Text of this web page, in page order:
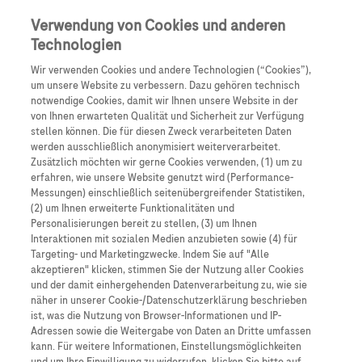
Anmelden
Neuroscience
SMA
Spinale Muskelatrophie
Verwendung von Cookies und anderen
Technologien
Wir verwenden Cookies und andere Technologien (“Cookies”),
um unsere Website zu verbessern. Dazu gehören technisch
notwendige Cookies, damit wir Ihnen unsere Website in der
von Ihnen erwarteten Qualität und Sicherheit zur Verfügung
stellen können. Die für diesen Zweck verarbeiteten Daten
werden ausschließlich anonymisiert weiterverarbeitet.
Zusätzlich möchten wir gerne Cookies verwenden, (1) um zu
erfahren, wie unsere Website genutzt wird (Performance-
Messungen) einschließlich seitenübergreifender Statistiken,
(2) um Ihnen erweiterte Funktionalitäten und
Personalisierungen bereit zu stellen, (3) um Ihnen
Interaktionen mit sozialen Medien anzubieten sowie (4) für
Targeting- und Marketingzwecke. Indem Sie auf "Alle
akzeptieren" klicken, stimmen Sie der Nutzung aller Cookies
und der damit einhergehenden Datenverarbeitung zu, wie sie
näher in unserer Cookie-/Datenschutzerklärung beschrieben
ist, was die Nutzung von Browser-Informationen und IP-
Adressen sowie die Weitergabe von Daten an Dritte umfassen
kann. Für weitere Informationen, Einstellungsmöglichkeiten